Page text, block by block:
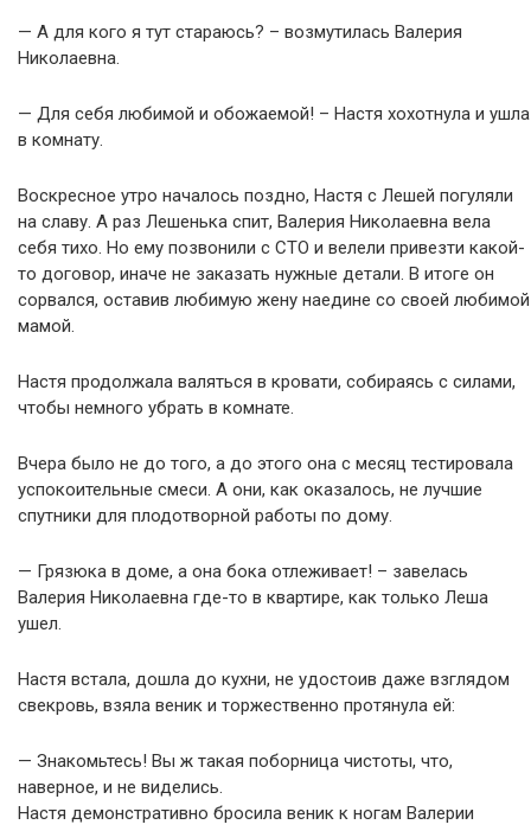
— А для кого я тут стараюсь? – возмутилась Валерия
Николаевна.
— Для себя любимой и обожаемой! – Настя хохотнула и ушла
в комнату.
Воскресное утро началось поздно, Настя с Лешей погуляли
на славу. А раз Лешенька спит, Валерия Николаевна вела
себя тихо. Но ему позвонили с СТО и велели привезти какой-
то договор, иначе не заказать нужные детали. В итоге он
сорвался, оставив любимую жену наедине со своей любимой
мамой.
Настя продолжала валяться в кровати, собираясь с силами,
чтобы немного убрать в комнате.
Вчера было не до того, а до этого она с месяц тестировала
успокоительные смеси. А они, как оказалось, не лучшие
спутники для плодотворной работы по дому.
— Грязюка в доме, а она бока отлеживает! – завелась
Валерия Николаевна где-то в квартире, как только Леша
ушел.
Настя встала, дошла до кухни, не удостоив даже взглядом
свекровь, взяла веник и торжественно протянула ей:
— Знакомьтесь! Вы ж такая поборница чистоты, что,
наверное, и не виделись.
Настя демонстративно бросила веник к ногам Валерии